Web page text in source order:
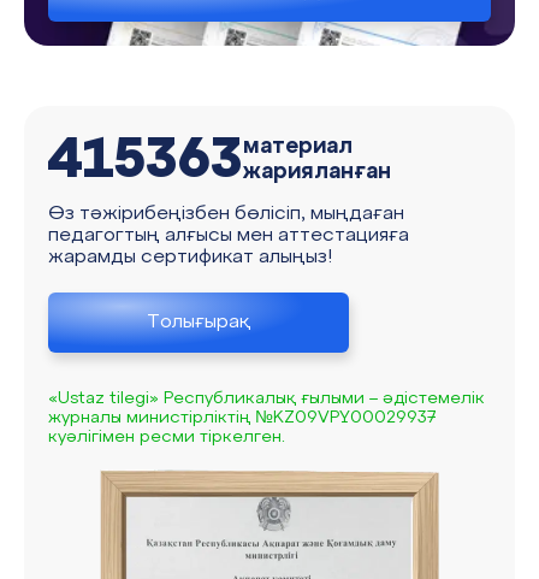
415363материал
жарияланған
Өз тәжірибеңізбен бөлісіп, мыңдаған
педагогтың алғысы мен аттестацияға
жарамды сертификат алыңыз!
Толығырақ
«Ustaz tilegi» Республикалық ғылыми – әдістемелік
журналы министірліктің №KZ09VPY00029937
куәлігімен ресми тіркелген.